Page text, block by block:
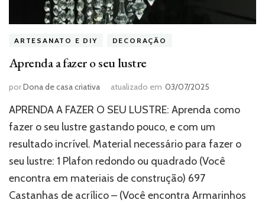
ARTESANATO E DIY DECORAÇÃO
Aprenda a fazer o seu lustre
porDona de casa criativa atualizado em 03/07/2025
APRENDA A FAZER O SEU LUSTRE: Aprenda como
fazer o seu lustre gastando pouco, e com um
resultado incrível. Material necessário para fazer o
seu lustre: 1 Plafon redondo ou quadrado (Você
encontra em materiais de construção) 697
Castanhas de acrílico – (Você encontra Armarinhos